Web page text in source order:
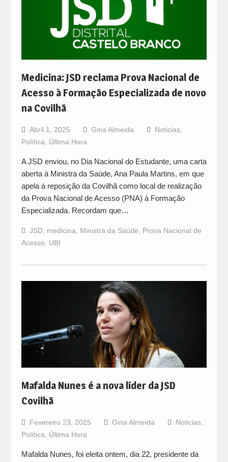
Medicina: JSD reclama Prova Nacional de
Acesso à Formação Especializada de novo
na Covilhã
Abril 1, 2025 Gina Almeida Noticias,
Política
Última Hora
A JSD enviou, no Dia Nacional do Estudante, uma carta
aberta à Ministra da Saúde, Ana Paula Martins, em que
apela à reposição da Covilhã como local de realização
da Prova Nacional de Acesso (PNA) à Formação
Especializada. Recordam que…
JSD, medicina Ministra da Saúde
Prova Nacional de
Acesso
UBI
Mafalda Nunes é a nova líder da JSD
Covilhã
Fevereiro 23, 2025 Gina Almeida Noticias,
Política, Última Hora
Mafalda Nunes, foi eleita ontem, dia 22, presidente da